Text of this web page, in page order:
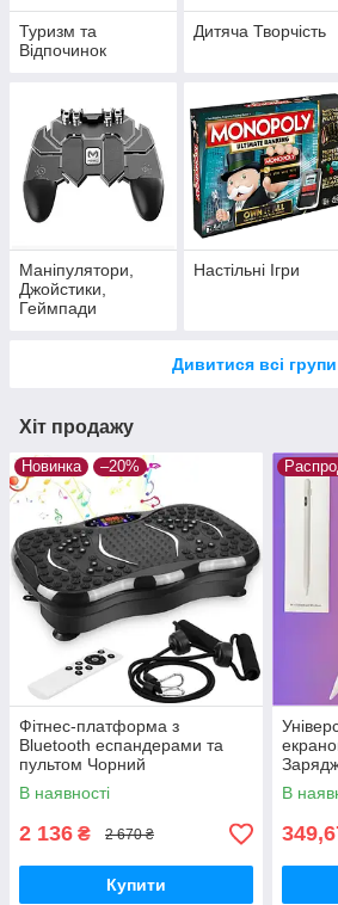
Туризм та
Відпочинок
Дитяча Творчість
Маніпулятори,
Джойстики,
Геймпади
Настільні Ігри
Дивитися всі групи
Хіт продажу
Новинка –20%
Фітнес-платформа з
Bluetooth еспандерами та
пультом Чорний
В наявності
2 136 ₴ 2 670 ₴
Купити
Білий
В